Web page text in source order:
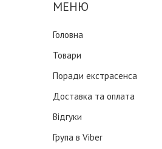
Головна
Товари
Поради екстрасенса
Доставка та оплата
Відгуки
Група в Viber